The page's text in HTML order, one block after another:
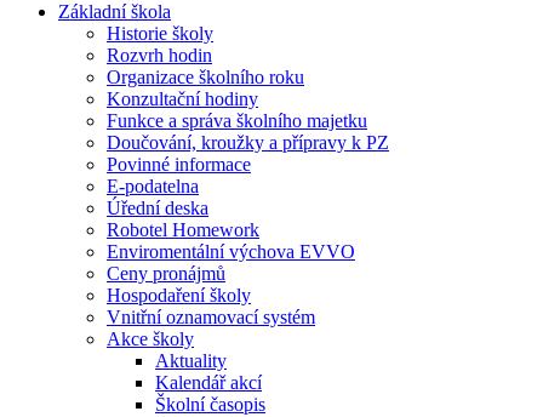
Základní škola
Historie školy
Rozvrh hodin
Organizace školního roku
Konzultační hodiny
Funkce a správa školního majetku
Doučování, kroužky a přípravy k PZ
Povinné informace
E-podatelna
Úřední deska
Robotel Homework
Enviromentální výchova EVVO
Ceny pronájmů
Hospodaření školy
Vnitřní oznamovací systém
Akce školy
Aktuality
Kalendář akcí
Školní časopis